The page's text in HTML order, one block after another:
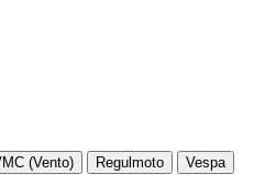
(Vento) Regulmoto
Vespa